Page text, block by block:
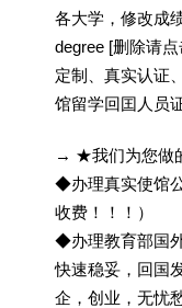
各大学，修改成
degree [删除请
定制、真实认证
馆留学回囯人员
→ ★我们为您做
◆办理真实使馆
收费！！！）
◆办理教育部国
快速稳妥，回国
企，创业，无忧